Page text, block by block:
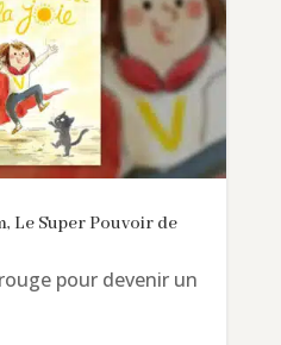
Le Super Pouvoir de
pour devenir un